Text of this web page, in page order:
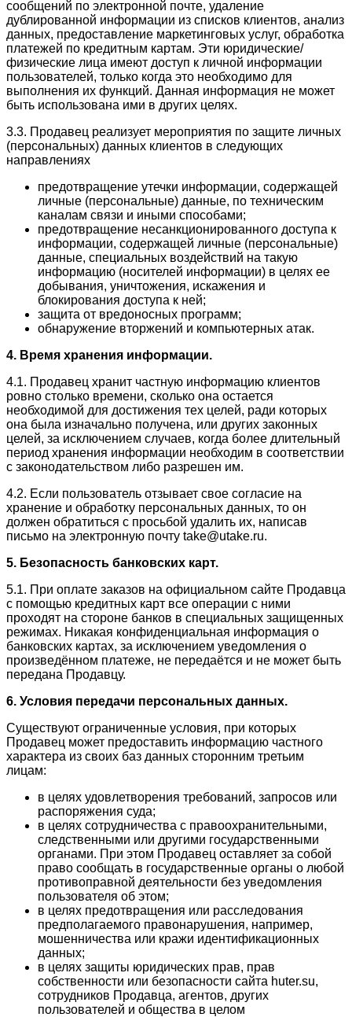
сообщений по электронной почте, удаление
дублированной информации из списков клиентов, анализ
данных, предоставление маркетинговых услуг, обработка
платежей по кредитным картам. Эти юридические/
физические лица имеют доступ к личной информации
пользователей, только когда это необходимо для
выполнения их функций. Данная информация не может
быть использована ими в других целях.
3.3. Продавец реализует мероприятия по защите личных
(персональных) данных клиентов в следующих
направлениях
предотвращение утечки информации, содержащей
личные (персональные) данные, по техническим
каналам связи и иными способами;
предотвращение несанкционированного доступа к
информации, содержащей личные (персональные)
данные, специальных воздействий на такую
информацию (носителей информации) в целях ее
добывания, уничтожения, искажения и
блокирования доступа к ней;
защита от вредоносных программ;
обнаружение вторжений и компьютерных атак.
4. Время хранения информации.
4.1. Продавец хранит частную информацию клиентов
ровно столько времени, сколько она остается
необходимой для достижения тех целей, ради которых
она была изначально получена, или других законных
целей, за исключением случаев, когда более длительный
период хранения информации необходим в соответствии
с законодательством либо разрешен им.
4.2. Если пользователь отзывает свое согласие на
хранение и обработку персональных данных, то он
должен обратиться с просьбой удалить их, написав
письмо на электронную почту take@utake.ru.
5. Безопасность банковских карт.
5.1. При оплате заказов на официальном сайте Продавца
с помощью кредитных карт все операции с ними
проходят на стороне банков в специальных защищенных
режимах. Никакая конфиденциальная информация о
банковских картах, за исключением уведомления о
произведённом платеже, не передаётся и не может быть
передана Продавцу.
6. Условия передачи персональных данных.
Существуют ограниченные условия, при которых
Продавец может предоставить информацию частного
характера из своих баз данных сторонним третьим
лицам:
в целях удовлетворения требований, запросов или
распоряжения суда;
в целях сотрудничества с правоохранительными,
следственными или другими государственными
органами. При этом Продавец оставляет за собой
право сообщать в государственные органы о любой
противоправной деятельности без уведомления
пользователя об этом;
в целях предотвращения или расследования
предполагаемого правонарушения, например,
мошенничества или кражи идентификационных
данных;
в целях защиты юридических прав, прав
собственности или безопасности сайта huter.su,
сотрудников Продавца, агентов, других
пользователей и общества в целом